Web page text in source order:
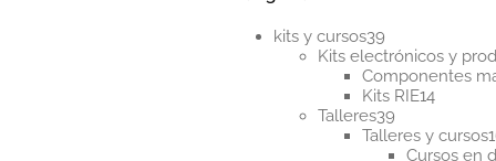
kits y cursos39
productos
Kits electrónicos y
Componentes
Kits RIE1414
Talleres39
productos
Talleres y cursos
Cursos en